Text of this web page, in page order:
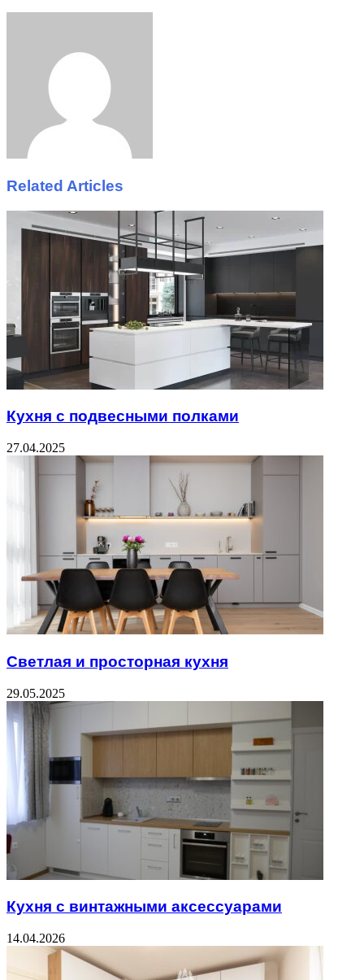
Related Articles
Кухня с подвесными полками
27.04.2025
Светлая и просторная кухня
29.05.2025
Кухня с винтажными аксессуарами
14.04.2026